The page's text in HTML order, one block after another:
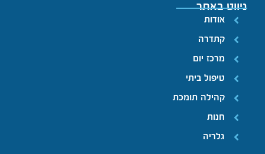
ניווט באתר
אודות
קתדרה
מרכז יום
טיפול ביתי
קהילה תומכת
חנות
גלריה